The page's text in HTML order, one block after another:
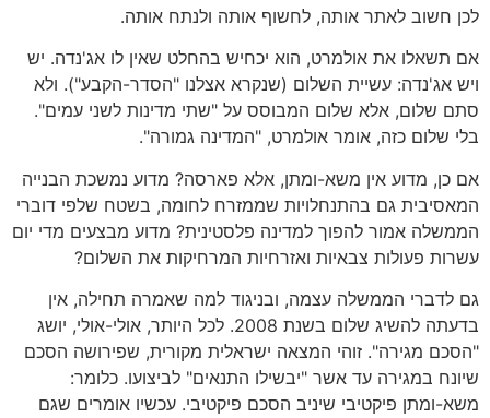
לכן חשוב לאתר אותה, לחשוף אותה ולנתח אותה.
אם תשאלו את אולמרט, הוא יכחיש בהחלט שאין לו אג'נדה. יש
ויש אג'נדה: עשיית השלום (שנקרא אצלנו "הסדר-הקבע"). ולא
סתם שלום, אלא שלום המבוסס על "שתי מדינות לשני עמים".
בלי שלום כזה, אומר אולמרט, "המדינה גמורה".
אם כן, מדוע אין משא-ומתן, אלא פארסה? מדוע נמשכת הבנייה
המאסיבית גם בהתנחלויות שממזרח לחומה, בשטח שלפי דוברי
הממשלה אמור להפוך למדינה פלסטינית? מדוע מבצעים מדי יום
עשרות פעולות צבאיות ואזרחיות המרחיקות את השלום?
גם לדברי הממשלה עצמה, ובניגוד למה שאמרה תחילה, אין
בדעתה להשיג שלום בשנת 2008. לכל היותר, אולי-אולי, יושג
"הסכם מגירה". זוהי המצאה ישראלית מקורית, שפירושה הסכם
שיונח במגירה עד אשר "יבשילו התנאים" לביצועו. כלומר:
משא-ומתן פיקטיבי שיניב הסכם פיקטיבי. עכשיו אומרים שגם